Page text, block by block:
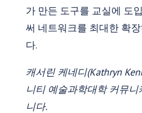
가 만든 도구를 교실에 도
써 네트워크를 최대한 확
다.
캐서린 케네디(Kathryn
니티 예술과학대학 커뮤
니다.